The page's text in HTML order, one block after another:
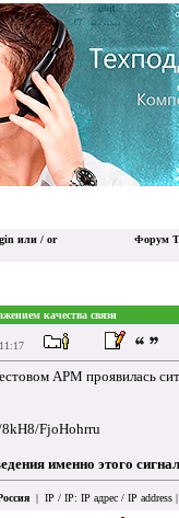
или / or
Форум
качества связи
АРМ проявилась
FjoHohrru
именно этого
| IP / IP: IP адрес / IP address |